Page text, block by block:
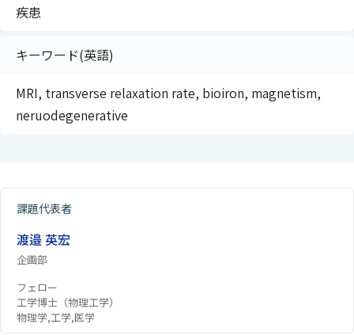
疾患
キーワード(英語)
MRI, transverse relaxation rate, bioiron, magnetism,
neruodegenerative
課題代表者
渡邉 英宏
企画部
フェロー
工学博士（物理工学）
物理学,工学,医学